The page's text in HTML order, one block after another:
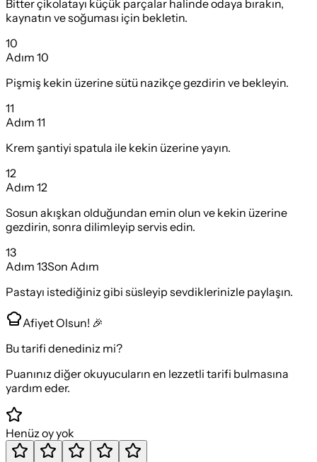
Bitter çikolatayı küçük parçalar halinde odaya bırakın,
kaynatın ve soğuması için bekletin.
10
Adım 10
Pişmiş kekin üzerine sütü nazikçe gezdirin ve bekleyin.
11
Adım 11
Krem şantiyi spatula ile kekin üzerine yayın.
12
Adım 12
Sosun akışkan olduğundan emin olun ve kekin üzerine
gezdirin, sonra dilimleyip servis edin.
13
Adım 13Son Adım
Pastayı istediğiniz gibi süsleyip sevdiklerinizle paylaşın.
Afiyet Olsun! 🎉
Bu tarifi denediniz mi?
Puanınız diğer okuyucuların en lezzetli tarifi bulmasına
yardım eder.
Henüz oy yok